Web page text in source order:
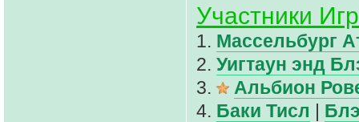
Участники
1. Массельбург
2. Уигтаун энд
3.
Альбион
4. Баки Тисл |